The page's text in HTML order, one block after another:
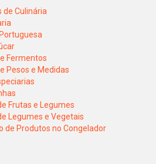
de Culinária
Fermentos
Pesos e Medidas
Frutas e Legumes
Legumes e Vegetais
de Produtos no Congelador